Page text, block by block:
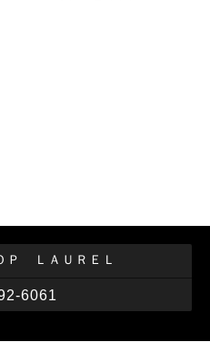
Ｐ ＬＡＵＲＥＬ
6061